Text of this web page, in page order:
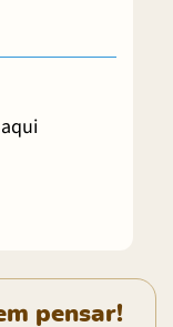
pensar!